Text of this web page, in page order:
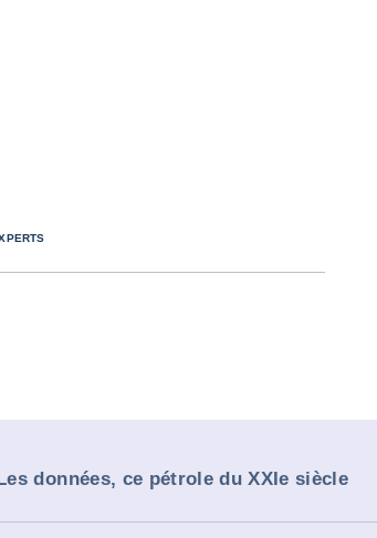
données, ce pétrole du XXIe siècle